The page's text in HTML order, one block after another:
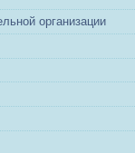
организации